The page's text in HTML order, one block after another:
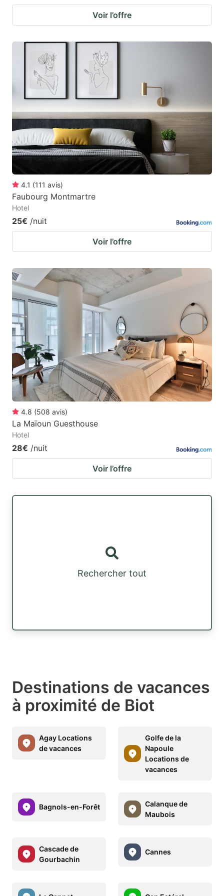
Voir l’offre
4.1 (111 avis)
Faubourg Montmartre
Hotel
25€ /nuit
Voir l’offre
4.8 (508 avis)
La Maïoun Guesthouse
Hotel
28€ /nuit
Voir l’offre
Rechercher tout
Destinations de vacances
à proximité de Biot
Agay Locations
de vacances
Golfe de la
Napoule
Locations de
vacances
Bagnols-en-Forêt
Calanque de
Maubois
Cascade de
Gourbachin
Cannes